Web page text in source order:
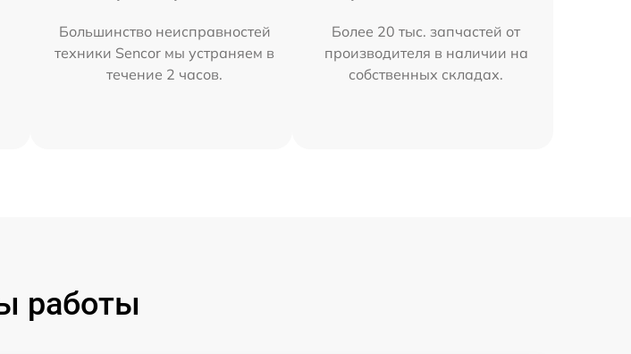
Большинство неисправностей
техники Sencor мы устраняем в
течение 2 часов.
Более 20 тыс. запчастей от
производителя в наличии на
собственных складах.
работы